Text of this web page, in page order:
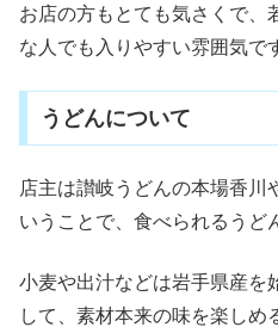
お店の方もとても気さくで、
な人でも入りやすい雰囲気で
うどんについて
店主は讃岐うどんの本場香川
いうことで、食べられるうど
小麦や出汁などは岩手県産を
して、素材本来の味を楽しめ